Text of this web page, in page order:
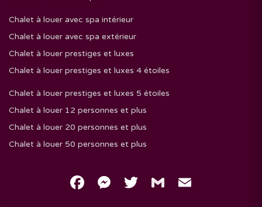
Chalet à louer avec spa intérieur
Chalet à louer avec spa extérieur
Chalet à louer prestiges et luxes
Chalet à louer prestiges et luxes 4 étoiles
Chalet à louer prestiges et luxes 5 étoiles
Chalet à louer 12 personnes et plus
Chalet à louer 20 personnes et plus
Chalet à louer 50 personnes et plus
FacebookMessenger
Twitter Gmail